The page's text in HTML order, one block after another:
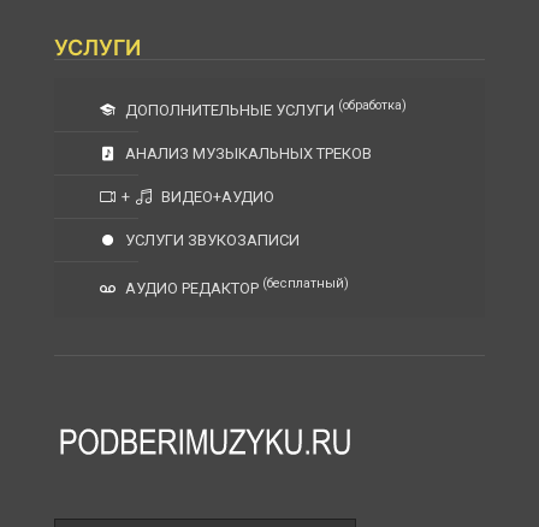
УСЛУГИ
ДОПОЛНИТЕЛЬНЫЕ УСЛУГИ (обработка)
АНАЛИЗ МУЗЫКАЛЬНЫХ ТРЕКОВ
+ ВИДЕО+АУДИО
УСЛУГИ ЗВУКОЗАПИСИ
АУДИО РЕДАКТОР (бесплатный)